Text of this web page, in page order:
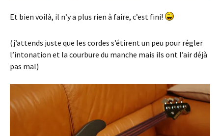
Et bien voilà, il n’y a plus rien à faire, c’est fini!
(j’attends juste que les cordes s’étirent un peu pour régler
l’intonation et la courbure du manche mais ils ont l’air déjà
pas mal)